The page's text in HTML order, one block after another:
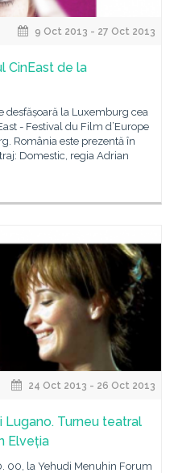
9 Oct 2013 - 27 Oct 2013
CinEast de la
desfășoară la Luxemburg cea
- Festival du Film d’Europe
România este prezentă în
Domestic, regia Adrian
24 Oct 2013 - 26 Oct 2013
Lugano. Turneu teatral
Elveția
00, la Yehudi Menuhin Forum